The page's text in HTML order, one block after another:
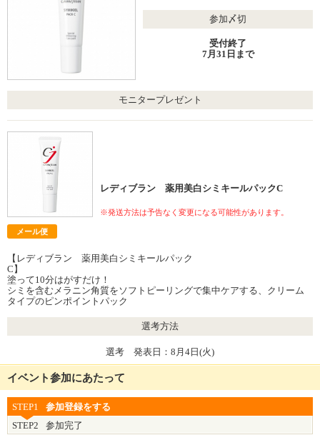
参加〆切
受付終了
7月31日まで
モニタープレゼント
レディブラン 薬用美白シミキールパックC
※発送方法は予告なく変更になる可能性があります。
メール便
【レディブラン 薬用美白シミキールパック
C
塗って10分はがすだけ！
シミを含むメラニン角質をソフトピーリングで集中ケアする、クリーム
タイプのピンポイントパック
選考方法
選考 発表日：8月4日(火)
イベント参加にあたって
STEP1
参加登録をする
STEP2
参加完了